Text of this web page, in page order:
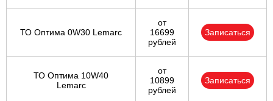
ТО Оптима 0W30 Lemarc
от
16699
рублей
Записаться
ТО Оптима 10W40
Lemarc
от
10899
рублей
Записаться